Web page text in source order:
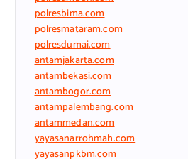
polresbima.com
polresmataram.com
polresdumai.com
antamjakarta.com
antambekasi.com
antambogor.com
antampalembang.com
antammedan.com
yayasanarrohmah.com
yayasanpkbm.com